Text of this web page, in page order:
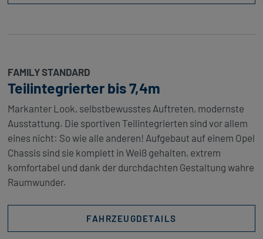
FAMILY STANDARD
Teilintegrierter bis 7,4m
Markanter Look, selbstbewusstes Auftreten, modernste
Ausstattung. Die sportiven Teilintegrierten sind vor allem
eines nicht: So wie alle anderen! Aufgebaut auf einem Opel
Chassis sind sie komplett in Weiß gehalten, extrem
komfortabel und dank der durchdachten Gestaltung wahre
Raumwunder.
FAHRZEUGDETAILS